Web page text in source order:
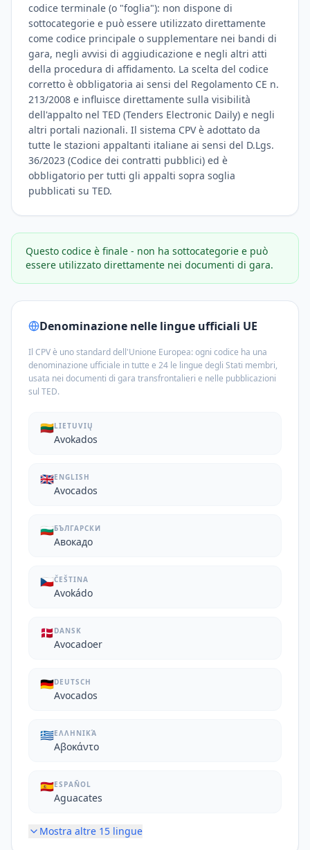
codice terminale (o "foglia"): non dispone di
sottocategorie e può essere utilizzato direttamente
come codice principale o supplementare nei bandi di
gara, negli avvisi di aggiudicazione e negli altri atti
della procedura di affidamento. La scelta del codice
corretto è obbligatoria ai sensi del Regolamento CE n.
213/2008 e influisce direttamente sulla visibilità
dell'appalto nel TED (Tenders Electronic Daily) e negli
altri portali nazionali. Il sistema CPV è adottato da
tutte le stazioni appaltanti italiane ai sensi del D.Lgs.
36/2023 (Codice dei contratti pubblici) ed è
obbligatorio per tutti gli appalti sopra soglia
pubblicati su TED.
Questo codice è finale - non ha sottocategorie e può
essere utilizzato direttamente nei documenti di gara.
Denominazione nelle lingue ufficiali UE
Il CPV è uno standard dell'Unione Europea: ogni codice ha una
denominazione ufficiale in tutte e 24 le lingue degli Stati membri,
usata nei documenti di gara transfrontalieri e nelle pubblicazioni
sul TED.
🇱🇹LIETUVIŲ
Avokados
🇬🇧ENGLISH
Avocados
🇧🇬БЪЛГАРСКИ
Авокадо
🇨🇿ČEŠTINA
Avokádo
🇩🇰 DANSK
Avocadoer
🇩🇪DEUTSCH
Avocados
🇬🇷ΕΛΛΗΝΙΚΆ
Αβοκάντο
🇪🇸ESPAÑOL
Aguacates
Mostra altre 15 lingue